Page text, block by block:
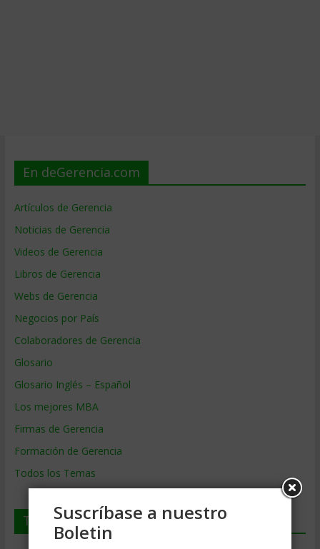
En deGerencia.com
Artículos de Gerencia
Noticias de Gerencia
Videos de Gerencia
Libros de Gerencia
Webs de Gerencia
Negocios por País
Colaboradores de Gerencia
Glosario
Glosario Inglés – Español
Los mejores MBA
Firmas de Gerencia
Formación de Gerencia
Todos los Temas
Temas de Gerencia
Suscríbase a nuestro
Boletin